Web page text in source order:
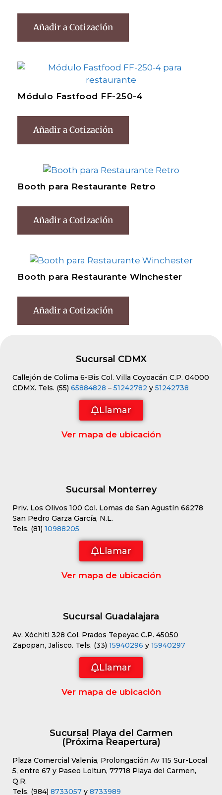
Añadir a Cotización
Módulo Fastfood FF-250-4
Añadir a Cotización
Booth para Restaurante Retro
Añadir a Cotización
Booth para Restaurante Winchester
Añadir a Cotización
Sucursal CDMX
Callejón de Colima 6-Bis Col. Villa Coyoacán C.P. 04000
CDMX. Tels. (55) 65884828 – 51242782 y 51242738
Llamar
Ver mapa de ubicación
Sucursal Monterrey
Priv. Los Olivos 100 Col. Lomas de San Agustín 66278
San Pedro Garza García, N.L.
Tels. (81) 10988205
Llamar
Ver mapa de ubicación
Sucursal Guadalajara
Av. Xóchitl 328 Col. Prados Tepeyac C.P. 45050
Zapopan, Jalisco. Tels. (33) 15940296 y 15940297
Llamar
Ver mapa de ubicación
Sucursal Playa del Carmen
(Próxima Reapertura)
Plaza Comercial Valenia, Prolongación Av 115 Sur-Local
5, entre 67 y Paseo Loltun, 77718 Playa del Carmen,
Q.R.
Tels. (984) 8733057 y 8733989